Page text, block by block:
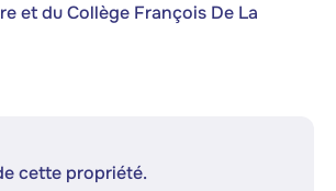
et du Collège François De La
cette propriété.